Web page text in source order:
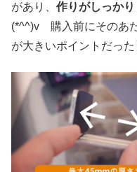
があり、 作りがしっか
(*^^)v 購入前にそのあ
が大きいポイントだった